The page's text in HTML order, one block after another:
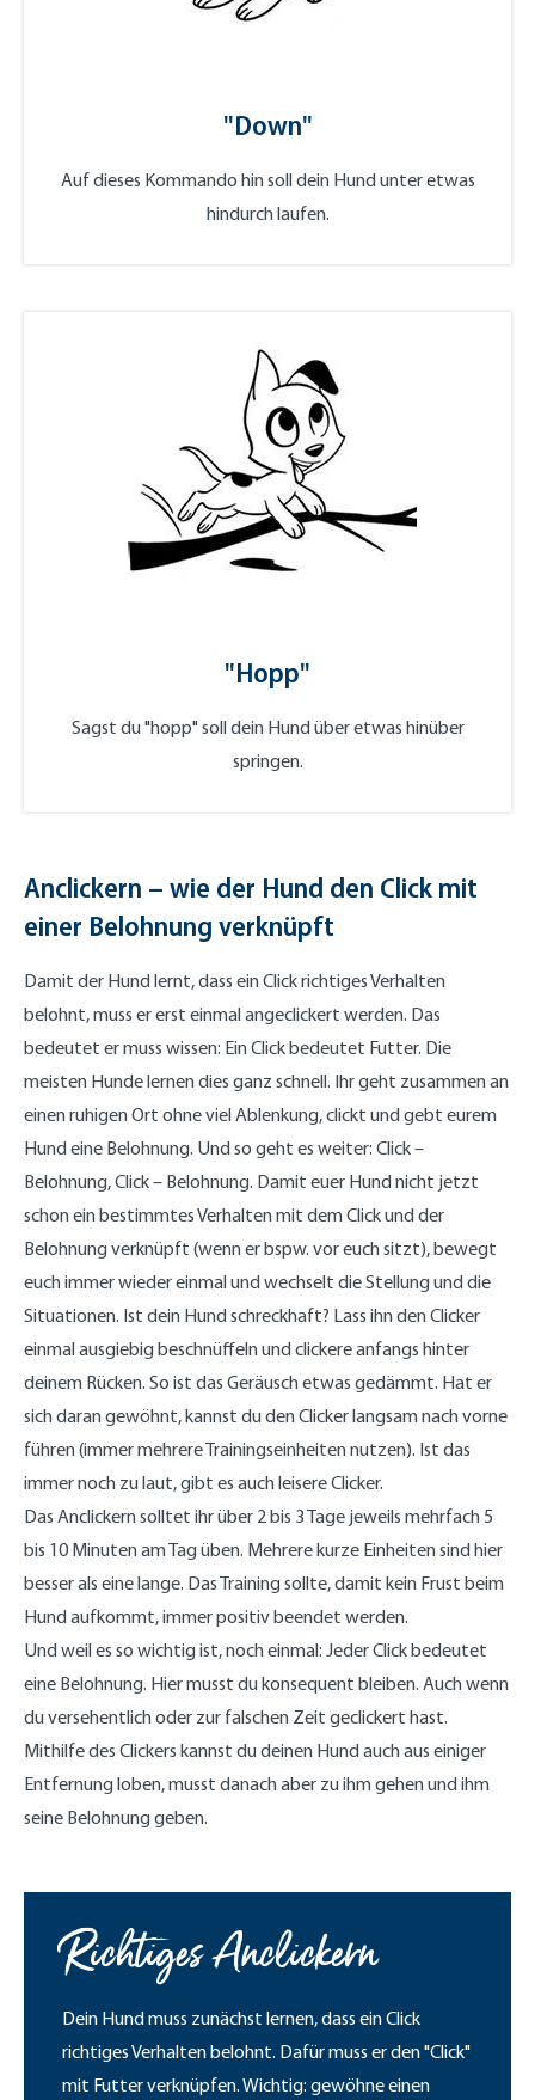
"Down"
Auf dieses Kommando hin soll dein Hund unter etwas
hindurch laufen.
"Hopp"
Sagst du "hopp" soll dein Hund über etwas hinüber
springen.
Anclickern – wie der Hund den Click mit
einer Belohnung verknüpft
Damit der Hund lernt, dass ein Click richtiges Verhalten
belohnt, muss er erst einmal angeclickert werden. Das
bedeutet er muss wissen: Ein Click bedeutet Futter. Die
meisten Hunde lernen dies ganz schnell. Ihr geht zusammen an
einen ruhigen Ort ohne viel Ablenkung, clickt und gebt eurem
Hund eine Belohnung. Und so geht es weiter: Click –
Belohnung, Click – Belohnung. Damit euer Hund nicht jetzt
schon ein bestimmtes Verhalten mit dem Click und der
Belohnung verknüpft (wenn er bspw. vor euch sitzt), bewegt
euch immer wieder einmal und wechselt die Stellung und die
Situationen. Ist dein Hund schreckhaft? Lass ihn den Clicker
einmal ausgiebig beschnüffeln und clickere anfangs hinter
deinem Rücken. So ist das Geräusch etwas gedämmt. Hat er
sich daran gewöhnt, kannst du den Clicker langsam nach vorne
führen (immer mehrere Trainingseinheiten nutzen). Ist das
immer noch zu laut, gibt es auch leisere Clicker.
Das Anclickern solltet ihr über 2 bis 3 Tage jeweils mehrfach 5
bis 10 Minuten am Tag üben. Mehrere kurze Einheiten sind hier
besser als eine lange. Das Training sollte, damit kein Frust beim
Hund aufkommt, immer positiv beendet werden.
Und weil es so wichtig ist, noch einmal: Jeder Click bedeutet
eine Belohnung. Hier musst du konsequent bleiben. Auch wenn
du versehentlich oder zur falschen Zeit geclickert hast.
Mithilfe des Clickers kannst du deinen Hund auch aus einiger
Entfernung loben, musst danach aber zu ihm gehen und ihm
seine Belohnung geben.
Richtiges Anclickern
Dein Hund muss zunächst lernen, dass ein Click
richtiges Verhalten belohnt. Dafür muss er den "Click"
mit Futter verknüpfen. Wichtig: gewöhne einen